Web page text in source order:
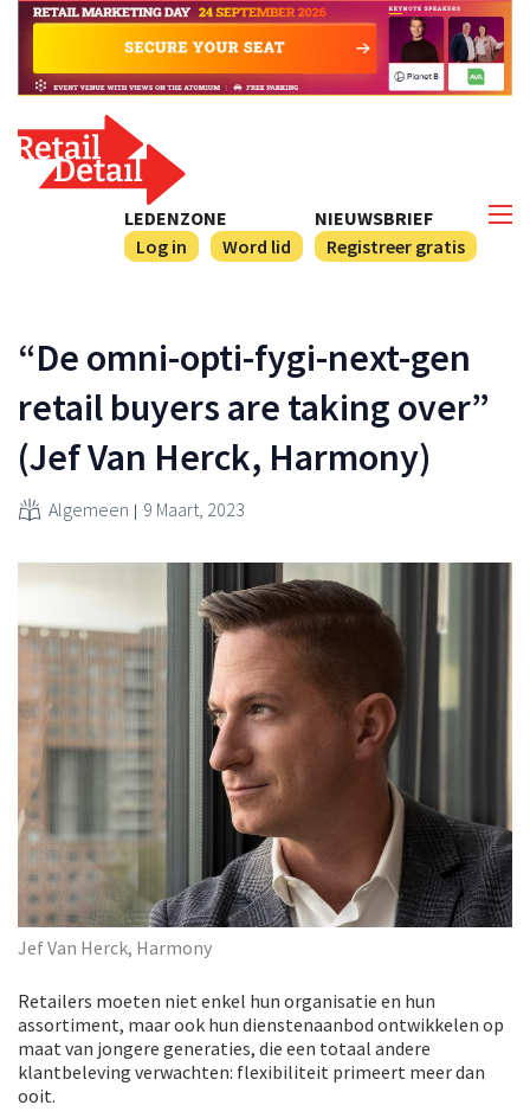
NIEUWSBRIEF
Registreer gratis
LEDENZONE
Log in
Word lid
“De omni-opti-fygi-next-gen
retail buyers are taking over”
(Jef Van Herck, Harmony)
Algemeen 9 Maart, 2023
Jef Van Herck, Harmony
Retailers moeten niet enkel hun organisatie en hun
assortiment, maar ook hun dienstenaanbod ontwikkelen op
maat van jongere generaties, die een totaal andere
klantbeleving verwachten: flexibiliteit primeert meer dan
ooit.